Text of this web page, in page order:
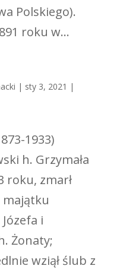
Polskiego).
roku w...
| sty 3, 2021 |
1933)
h. Grzymała
roku, zmarł
majątku
i
Żonaty;
wziął ślub z